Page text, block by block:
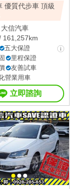
優質代步車 頂級
大信汽車
161,257km
五大保證
里程保證
友善試車
營業用車
立即諮詢